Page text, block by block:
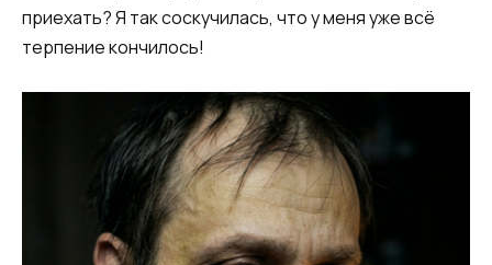
приехать? Я так соскучилась, что у меня уже всё
терпение кончилось!